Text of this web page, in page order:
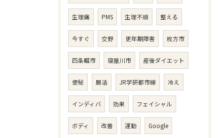
生理痛 PMS 生理不順 整える
今すぐ 交野 更年期障害 枚方市
四条畷市 寝屋川市 産後ダイエット
便秘 腸活 JR学研都市線 冷え
インディバ 効果 フェイシャル
ボディ 改善 運動 Google